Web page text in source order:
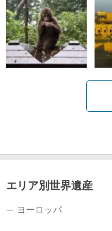
エリア別世界遺産
ヨーロッパ